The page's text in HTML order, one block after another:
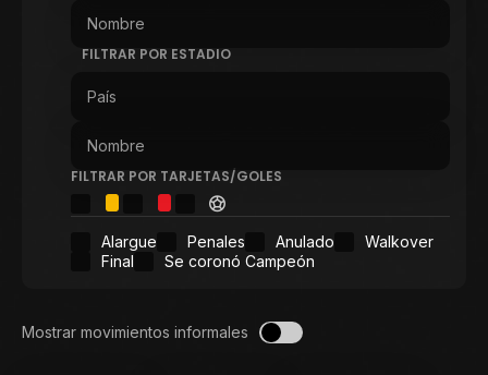
FILTRAR POR ESTADIO
FILTRAR POR TARJETAS/GOLES
Alargue Penales Anulado
Walkover
Final
Se coronó Campeón
Mostrar movimientos informales